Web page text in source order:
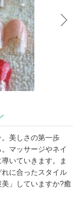
美しさの第一歩
マッサージやネイ
いていきます。ま
に合ったスタイル
」していますか?癒